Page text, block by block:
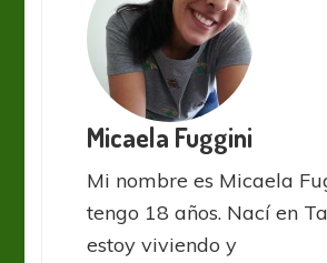
Micaela Fuggini
Mi nombre es Micaela
tengo 18 años. Nací en
estoy viviendo y